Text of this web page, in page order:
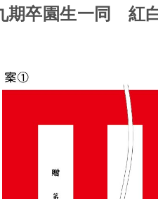
卒園生一同 紅